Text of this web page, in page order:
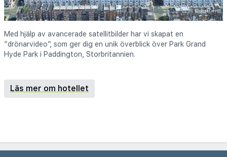
Med hjälp av avancerade satellitbilder har vi skapat en
“drönarvideo”, som ger dig en unik överblick över Park Grand
Hyde Park i Paddington, Storbritannien.
Läs mer om hotellet